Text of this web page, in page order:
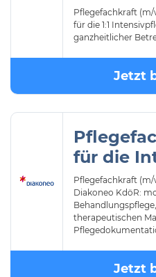
Pflegefachkraft
für die 1:1
ganzheitlicher
Jetzt
für die
Pflegefachkraft
Diakoneo KdöR:
therapeutischen
Jetzt